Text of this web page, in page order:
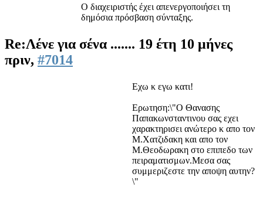
Ο διαχειριστής έχει απενεργοποιήσει τη
δημόσια πρόσβαση σύνταξης.
Re:Λένε για σένα ....... 19 έτη 10 μήνες
πριν, #7014
Εχω κ εγω κατι!
Ερωτηση:\"Ο Θανασης
Παπακωνσταντινου σας εχει
χαρακτηρισει ανώτερο κ απο τον
Μ.Χατζιδακη και απο τον
Μ.Θεοδωρακη στο επιπεδο των
πειραματισμων.Μεσα σας
συμμεριζεστε την αποψη αυτην?
\"